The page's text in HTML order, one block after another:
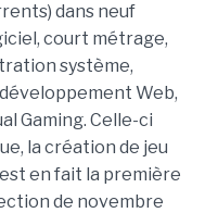
dans neuf
court métrage,
système,
Web,
Gaming. Celle-ci
la création de jeu
en fait la première
de novembre